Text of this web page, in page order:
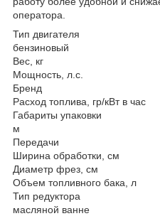
оператора.
Тип двигателя 4Т
бензиновый
Вес, кг
Мощность,
Бренд
Расход топлива, гр/
Габариты упаковки
м
Передачи 2
Ширина
Диаметр фрез,
Объем топливного
Тип редуктора
масляной ванне